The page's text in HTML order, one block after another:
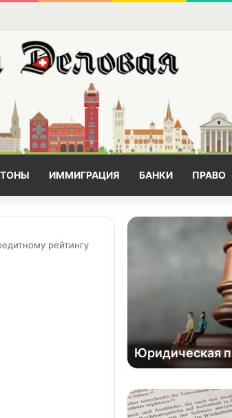
ИММИГРАЦИЯ БАНКИ ПРАВО
рейтингу
Юридическая